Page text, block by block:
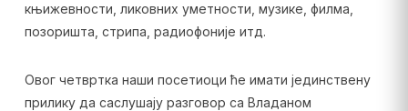
књижевности, ликовних уметности, музике, филма,
позоришта, стрипа, радиофоније итд.
Овог четвртка наши посетиоци ће имати јединствену
прилику да саслушају разговор са Владаном